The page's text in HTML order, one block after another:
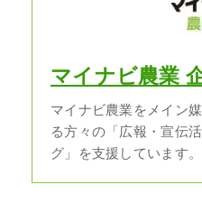
マイナビ農業
マイナビ農業をメイン
る方々の「広報・宣伝
グ」を支援しています。